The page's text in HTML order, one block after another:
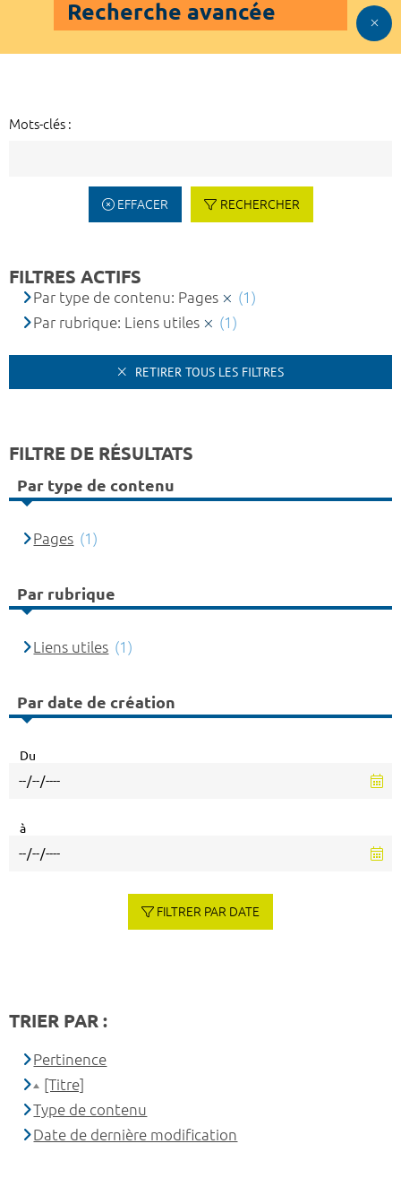
Recherche avancée
Mots-clés :
EFFACER RECHERCHER
FILTRES ACTIFS
Par type de contenu: Pages
(1)
Par rubrique: Liens utiles
(1)
RETIRER TOUS LES FILTRES
FILTRE DE RÉSULTATS
Par type de contenu
Pages (1)
Par rubrique
Liens utiles (1)
Par date de création
Du
à
FILTRER PAR DATE
TRIER PAR :
Pertinence
[Titre]
Type de contenu
Date de dernière modification